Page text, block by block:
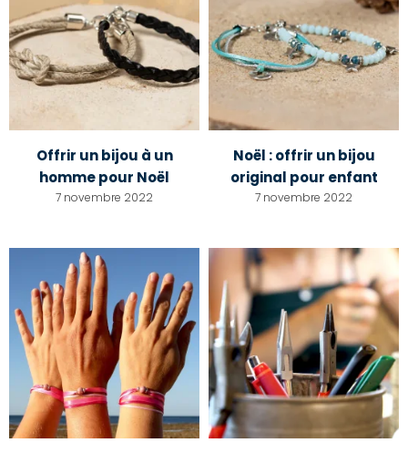
Offrir un bijou à un
homme pour Noël
7 novembre 2022
Noël : offrir un bijou
original pour enfant
7 novembre 2022